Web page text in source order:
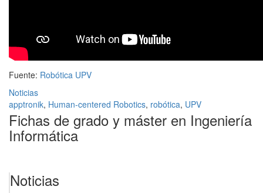
Fuente: Robótica UPV
Noticias
apptronik, Human-centered Robotics, robótica, UPV
Fichas de grado y máster en Ingeniería
Informática
Noticias